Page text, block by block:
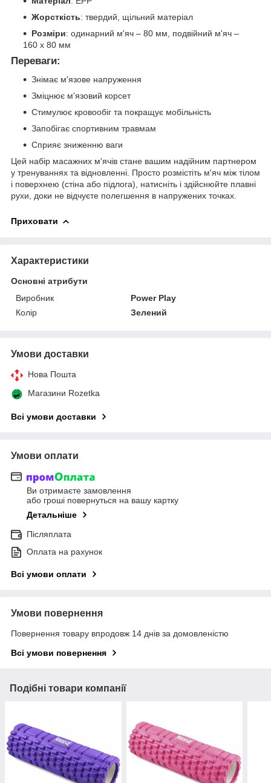
Жорсткість: твердий, щільний матеріал
Розміри: одинарний м'яч – 80 мм, подвійний м'яч –
160 x 80 мм
Переваги:
Знімає м'язове напруження
Зміцнює м'язовий корсет
Стимулює кровообіг та покращує мобільність
Запобігає спортивним травмам
Сприяє зниженню ваги
Цей набір масажних м'ячів стане вашим надійним партнером
у тренуваннях та відновленні. Просто розмістіть м'яч між тілом
і поверхнею (стіна або підлога), натисніть і здійснюйте плавні
рухи, доки не відчуєте полегшення в напружених точках.
Приховати
Характеристики
Основні атрибути
Виробник
Power Play
Колір
Зелений
Умови доставки
Нова Пошта
Магазини Rozetka
Всі умови доставки
Умови оплати
Ви отримаєте замовлення
або гроші повернуться на вашу картку
Детальніше
Післяплата
Оплата на рахунок
Всі умови оплати
Умови повернення
Повернення товару впродовж 14 днів за домовленістю
Всі умови повернення
Подібні товари компанії